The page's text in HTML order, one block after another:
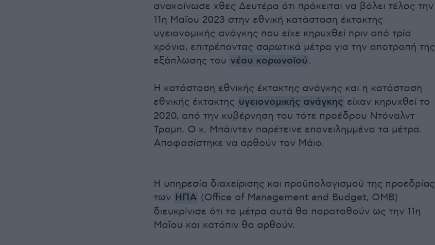
ανακοίνωσε χθες Δευτέρα ότι πρόκειται να βάλει τέλος την
11η Μαΐου 2023 στην εθνική κατάσταση έκτακτης
υγειονομικής ανάγκης που είχε κηρυχθεί πριν από τρία
χρόνια, επιτρέποντας σαρωτικά μέτρα για την αποτροπή της
εξάπλωσης του νέου κορωνοϊού.
Η κατάσταση εθνικής έκτακτης ανάγκης και η κατάσταση
εθνικής έκτακτης υγειονομικής ανάγκης είχαν κηρυχθεί το
2020, από την κυβέρνηση του τότε προέδρου Ντόναλντ
Τραμπ. Ο κ. Μπάιντεν παρέτεινε επανειλημμένα τα μέτρα.
Αποφασίστηκε να αρθούν τον Μάιο.
Η υπηρεσία διαχείρισης και προϋπολογισμού της προεδρίας
των ΗΠΑ (Office of Management and Budget, OMB)
διευκρίνισε ότι τα μέτρα αυτά θα παραταθούν ως την 11η
Μαΐου και κατόπιν θα αρθούν.